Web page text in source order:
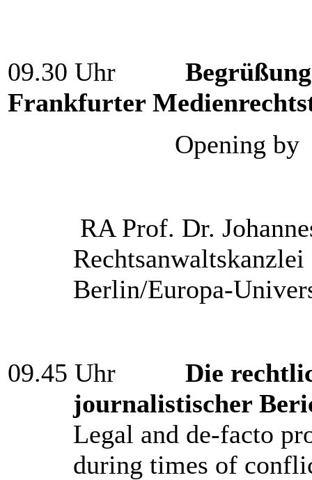
09.30 Uhr
Frankfurter
Opening by
RA Prof. Dr.
Berlin/Europa-
09.45 Uhr
Die
journalistischer
Legal and de-facto
during times of